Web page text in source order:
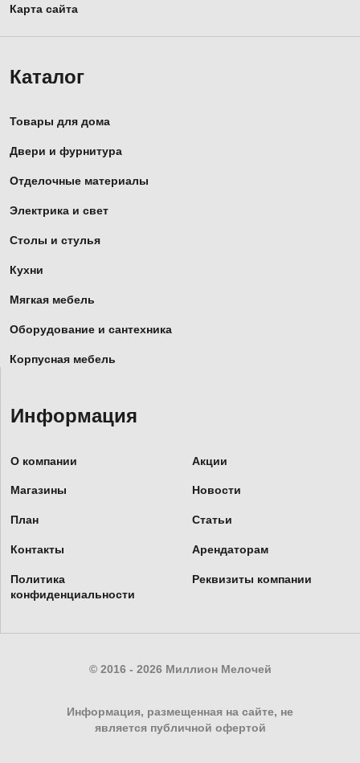
Карта сайта
Каталог
Товары для дома
Двери и фурнитура
Отделочные материалы
Электрика и свет
Столы и стулья
Кухни
Мягкая мебель
Оборудование и сантехника
Корпусная мебель
Информация
О компании Акции
Магазины Новости
План Статьи
Контакты Арендаторам
Политика
конфиденциальности
Реквизиты компании
© 2016 - 2026 Миллион Мелочей
Информация, размещенная на сайте, не
является публичной офертой